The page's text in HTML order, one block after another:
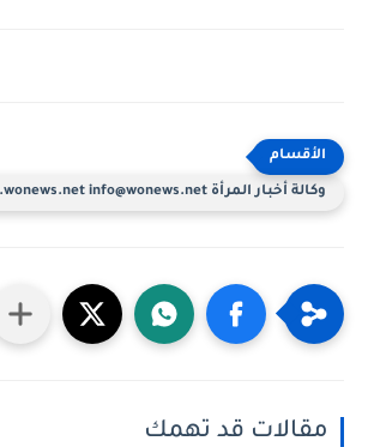
وكالة أخبار المرأة www.wonews.net info@wonews.net
مقالات قد تهمك